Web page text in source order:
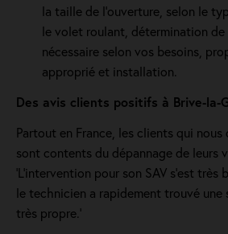
la taille de l’ouverture, selon le
le volet roulant, détermination
nécessaire selon vos besoins,
approprié et installation.
Des avis clients positifs à Brive-la-
Partout en France, les clients qui
sont contents du dépannage de leurs
'L’intervention pour son SAV s’est très
le technicien a rapidement trouvé une
très propre.'